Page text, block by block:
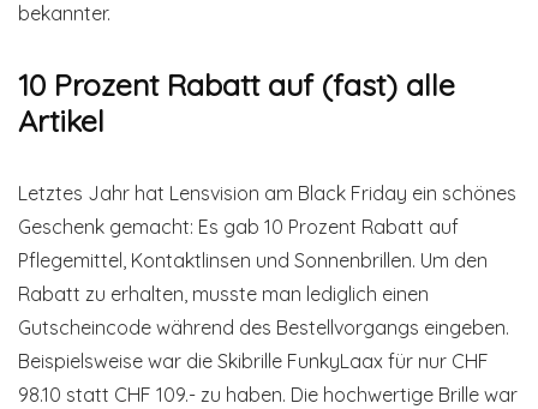
bekannter.
10 Prozent Rabatt auf (fast) alle
Artikel
Letztes Jahr hat Lensvision am Black Friday ein schönes
Geschenk gemacht: Es gab 10 Prozent Rabatt auf
Pflegemittel, Kontaktlinsen und Sonnenbrillen. Um den
Rabatt zu erhalten, musste man lediglich einen
Gutscheincode während des Bestellvorgangs eingeben.
Beispielsweise war die Skibrille FunkyLaax für nur CHF
98.10 statt CHF 109.- zu haben. Die hochwertige Brille war